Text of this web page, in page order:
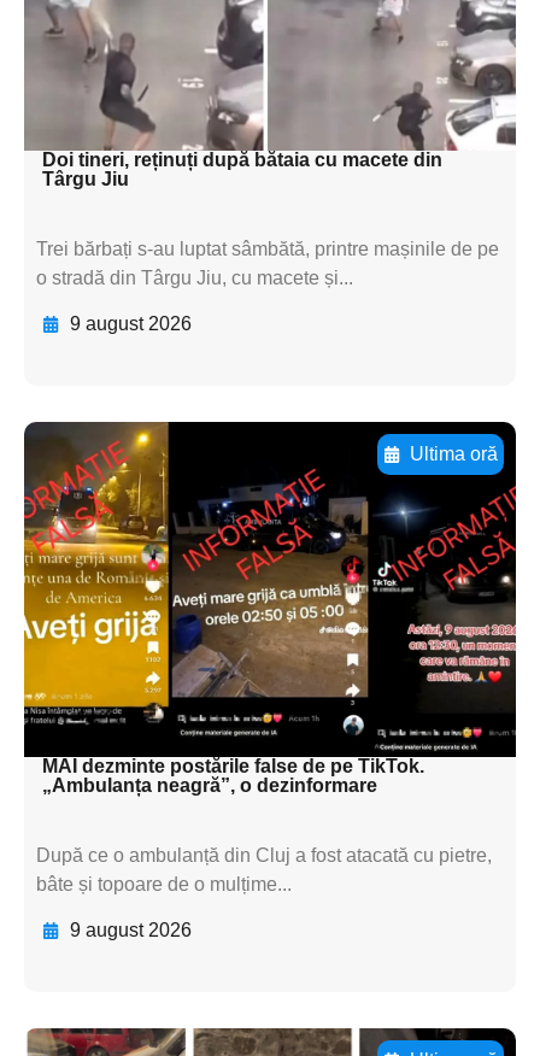
textul pentru
subtitluAdaugă aici
textul pentru subti
Doi tineri, reținuți după bătaia cu macete din
Târgu Jiu
Trei bărbați s-au luptat sâmbătă, printre mașinile de pe
o stradă din Târgu Jiu, cu macete și...
9 august 2026
Ultima oră
Adaugă aici textul pentru
subtitluAdaugă aici
textul pentru
subtitluAdaugă aici
textul pentru
subtitluAdaugă aici
textul pentru subti
MAI dezminte postările false de pe TikTok.
„Ambulanța neagră”, o dezinformare
După ce o ambulanță din Cluj a fost atacată cu pietre,
bâte și topoare de o mulțime...
9 august 2026